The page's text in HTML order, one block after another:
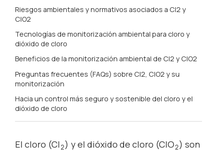
Riesgos ambientales y normativos asociados a Cl2 y
ClO2
Tecnologías de monitorización ambiental para cloro y
dióxido de cloro
Beneficios de la monitorización ambiental de Cl2 y ClO2
Preguntas frecuentes (FAQs) sobre Cl2, ClO2 y su
monitorización
Hacia un control más seguro y sostenible del cloro y el
dióxido de cloro
El cloro (Cl 2) y el dióxido de cloro (ClO2) son